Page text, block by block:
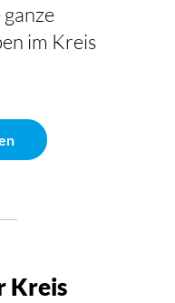
im Kreis
Kreis